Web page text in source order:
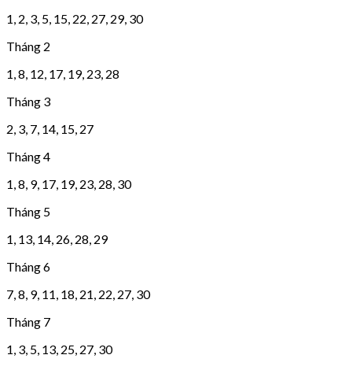
1, 2, 3, 5, 15, 22, 27, 29, 30
Tháng 2
1, 8, 12, 17, 19, 23, 28
Tháng 3
2, 3, 7, 14, 15, 27
Tháng 4
1, 8, 9, 17, 19, 23, 28, 30
Tháng 5
1, 13, 14, 26, 28, 29
Tháng 6
7, 8, 9, 11, 18, 21, 22, 27, 30
Tháng 7
1, 3, 5, 13, 25, 27, 30